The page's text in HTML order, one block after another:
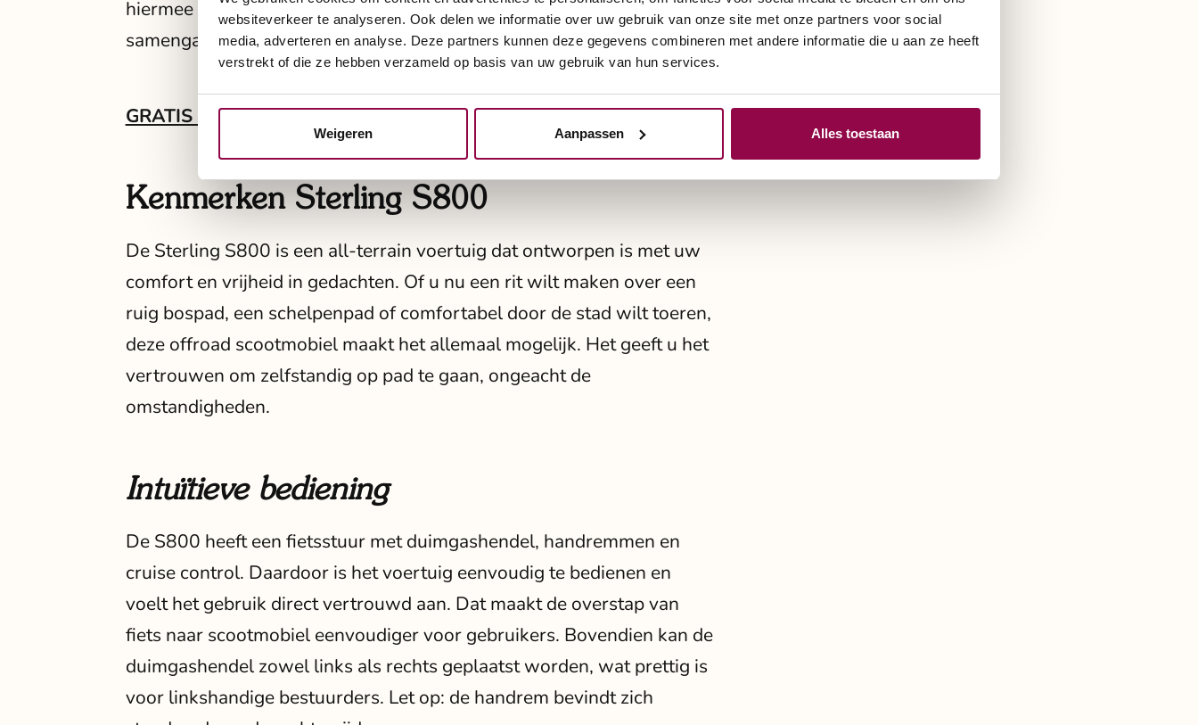
websiteverkeer te analyseren. Ook delen we informatie over uw gebruik van onze site met onze partners voor social
media, adverteren en analyse. Deze partners kunnen deze gegevens combineren met andere informatie die u aan ze heeft
verstrekt of die ze hebben verzameld op basis van uw gebruik van hun services.
Weigeren Aanpassen Alles toestaan
hiermee opnieuw dat technologie en design perfect kunnen
samengaan voor meer bewegingsvrijheid.
GRATIS Brochure aanvragen
Kenmerken Sterling S800
De Sterling S800 is een all-terrain voertuig dat ontworpen is met uw
comfort en vrijheid in gedachten. Of u nu een rit wilt maken over een
ruig bospad, een schelpenpad of comfortabel door de stad wilt toeren,
deze offroad scootmobiel maakt het allemaal mogelijk. Het geeft u het
vertrouwen om zelfstandig op pad te gaan, ongeacht de
omstandigheden.
Intuïtieve bediening
De S800 heeft een fietsstuur met duimgashendel, handremmen en
cruise control. Daardoor is het voertuig eenvoudig te bedienen en
voelt het gebruik direct vertrouwd aan. Dat maakt de overstap van
fiets naar scootmobiel eenvoudiger voor gebruikers. Bovendien kan de
duimgashendel zowel links als rechts geplaatst worden, wat prettig is
voor linkshandige bestuurders. Let op: de handrem bevindt zich